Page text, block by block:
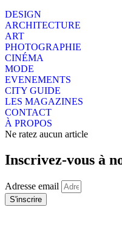
DESIGN
ARCHITECTURE
ART
PHOTOGRAPHIE
CINÉMA
MODE
EVENEMENTS
CITY GUIDE
LES MAGAZINES
CONTACT
À PROPOS
Ne ratez aucun article
Inscrivez-vous à
Adresse email
S'inscrire